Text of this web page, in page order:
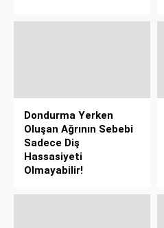
Dondurma Yerken
Oluşan Ağrının Sebebi
Sadece Diş
Hassasiyeti
Olmayabilir!